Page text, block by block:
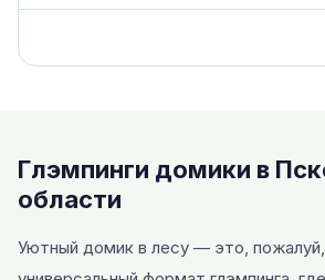
Глэмпинги домики в
области
Уютный домик в лесу — это,